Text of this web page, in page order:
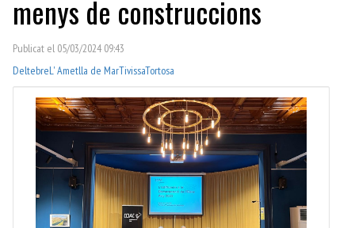
menys de construccions
Publicat el 05/03/2024 09:43
DeltebreL' Ametlla de MarTivissaTortosa